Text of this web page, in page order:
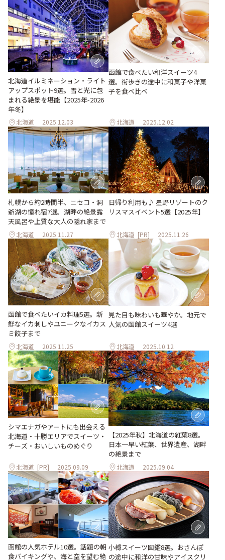
北海道イルミネーション・ライト
アップスポット9選。雪と光に包
まれる絶景を堪能【2025年-2026
年冬】
北海道 2025.12.03
函館で食べたい和洋スイーツ4
選。街歩きの途中に和菓子や洋菓
子を食べ比べ
北海道 2025.12.02
札幌から約2時間半、ニセコ・洞
爺湖の憧れ宿7選。湖畔の絶景露
天風呂や上質な大人の隠れ家まで
北海道 2025.11.27
日帰り利用も♪ 星野リゾートのク
リスマスイベント5選【2025年】
北海道 [PR] 2025.11.26
函館で食べたいイカ料理5選。新
鮮なイカ刺しやユニークなイカス
ミ餃子まで
北海道 2025.11.25
見た目も味わいも華やか。地元で
人気の函館スイーツ4選
北海道 2025.10.12
シマエナガやアートにも出会える
北海道・十勝エリアでスイーツ・
チーズ・おいしいものめぐり
北海道 [PR] 2025.09.09
【2025年秋】北海道の紅葉8選。
日本一早い紅葉、世界遺産、湖畔
の絶景まで
北海道 2025.09.04
函館の人気ホテル10選。話題の朝
食バイキングや、海と空を望む絶
小樽スイーツ図鑑8選。おさんぽ
の途中に和洋の甘味やアイスクリ